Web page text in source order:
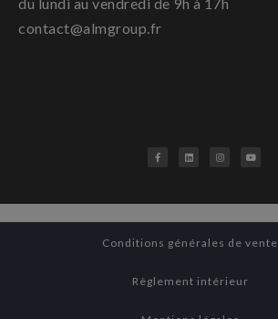
contact@almgroup.fr
Conditions générales de vente
Règlement intérieur